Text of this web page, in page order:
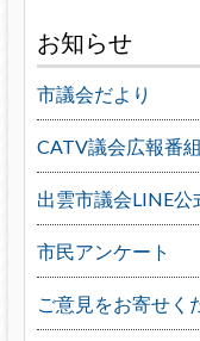
お知らせ
市議会だより
CATV議会広報番組
出雲市議会LINE公
市民アンケート
ご意見をお寄せく